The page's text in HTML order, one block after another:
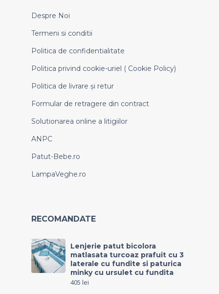
Despre Noi
Termeni si conditii
Politica de confidentialitate
Politica privind cookie-uriel ( Cookie Policy)
Politica de livrare și retur
Formular de retragere din contract
Solutionarea online a litigiilor
ANPC
Patut-Bebe.ro
LampaVeghe.ro
RECOMANDATE
Lenjerie patut bicolora
matlasata turcoaz prafuit cu 3
laterale cu fundite si paturica
minky cu ursulet cu fundita
405 lei